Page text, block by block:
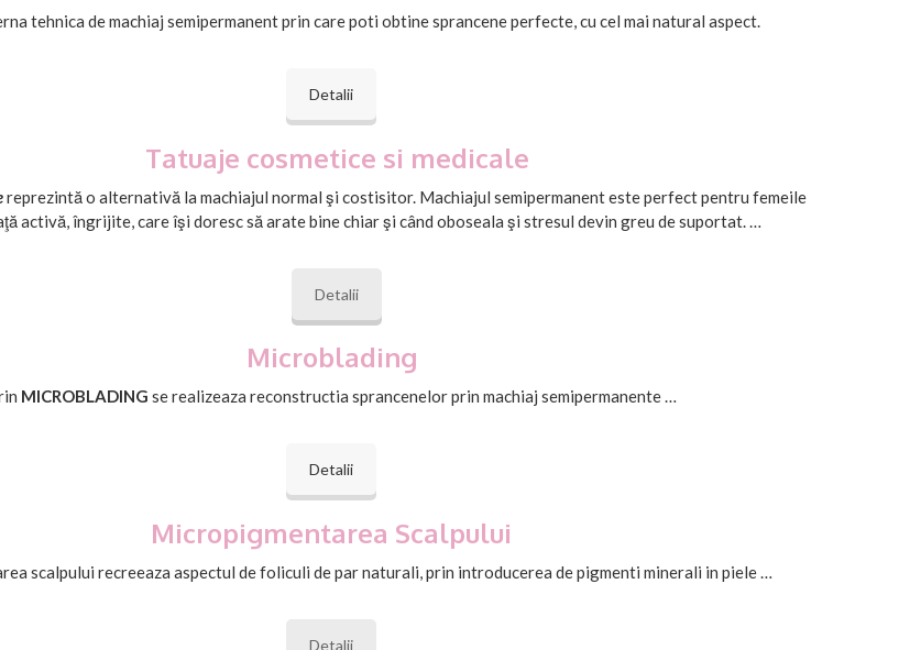
tehnica de machiaj semipermanent prin care poti obtine sprancene perfecte, cu cel mai natural aspect.
Detalii
Tatuaje cosmetice si medicale
reprezintă o alternativă la machiajul normal şi costisitor. Machiajul semipermanent este perfect pentru femeile
activă, îngrijite, care îşi doresc să arate bine chiar şi când oboseala şi stresul devin greu de suportat. …
Detalii
Microblading
MICROBLADING se realizeaza reconstructia sprancenelor prin machiaj semipermanente …
Detalii
Micropigmentarea Scalpului
scalpului recreeaza aspectul de foliculi de par naturali, prin introducerea de pigmenti minerali in piele …
Detalii